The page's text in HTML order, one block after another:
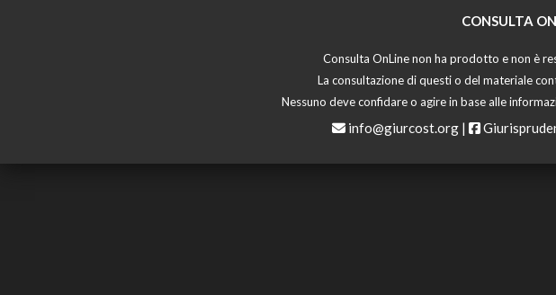
CONSULTA
Consulta OnLine non ha prodotto e non è
La consultazione di questi o del materiale
Nessuno deve confidare o agire in base alle
info@giurcost.org |